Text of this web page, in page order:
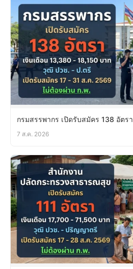
กรมสรรพากร เปิดรับสมัคร 138 อัตรา
7 ส.ค. 2026